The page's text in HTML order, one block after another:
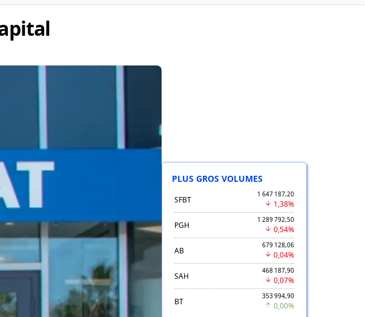
PLUS GROS VOLUMES
SFBT
1 647 187,20
1,38%
PGH
1 289 792,50
0,54%
AB
679 128,06
0,04%
SAH
468 187,90
0,07%
BT
353 994,90
0,00%